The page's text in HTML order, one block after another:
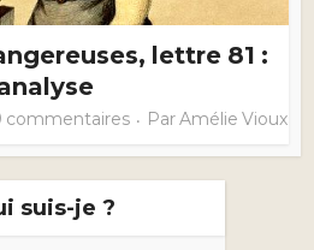
lettre 81 :
commentaires ParAmélie Vioux
suis-je ?